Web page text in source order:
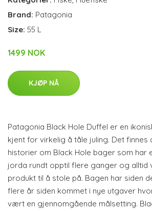
Brand: Patagonia
Size: 55 L
1499 NOK
KJØP NÅ
Patagonia Black Hole Duffel er en
kjent for virkelig å tåle juling. Det finnes
historier om Black Hole bager som har
jorda rundt opptil flere ganger og alltid
produkt til å stole på. Bagen har siden
flere år siden kommet i nye utgaver
vært en gjennomgående målsetting.